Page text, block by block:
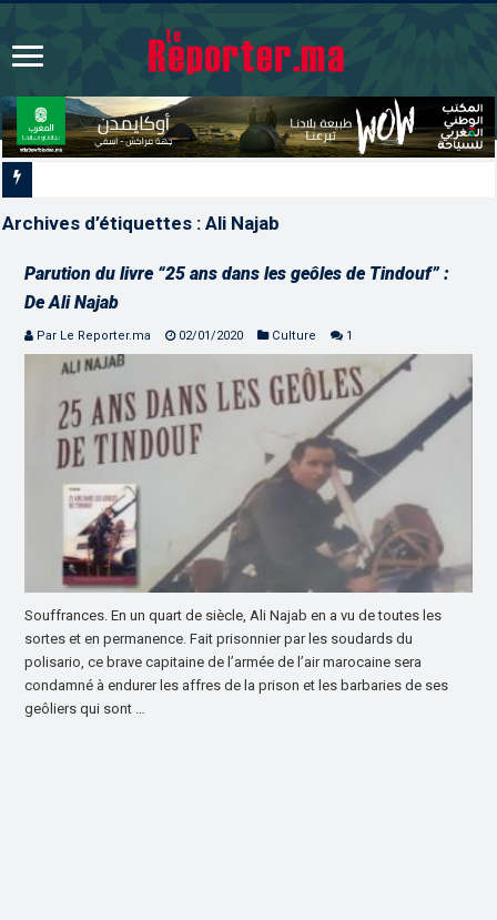
Archives d’étiquettes :Ali Najab
Parution du livre “25 ans dans les geôles de Tindouf” :
De Ali Najab
Par Le Reporter.ma 02/01/2020 Culture 1
Souffrances. En un quart de siècle, Ali Najab en a vu de toutes les
sortes et en permanence. Fait prisonnier par les soudards du
polisario, ce brave capitaine de l’armée de l’air marocaine sera
condamné à endurer les affres de la prison et les barbaries de ses
geôliers qui sont …